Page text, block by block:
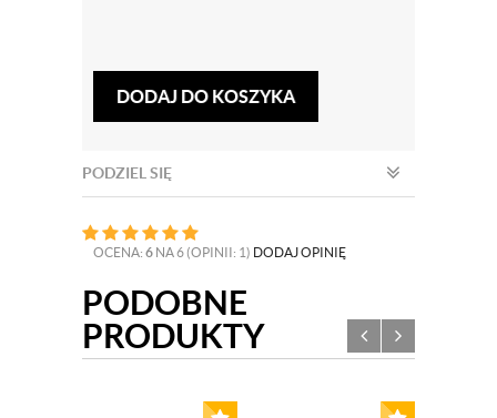
DODAJ DO KOSZYKA
PODZIEL SIĘ
OCENA: 6 NA 6 (OPINII: 1) DODAJ OPINIĘ
PODOBNE
PRODUKTY